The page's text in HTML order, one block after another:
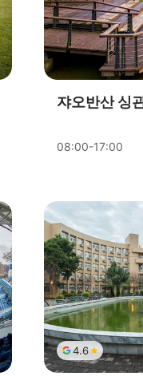
쟈오반산 싱
08:00-17:00
4.6